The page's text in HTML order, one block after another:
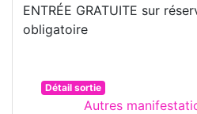
ENTRÉE GRATUITE sur
obligatoire
Détail sortie
Autres